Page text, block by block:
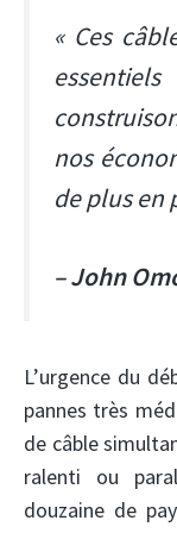
« Ces
nos
de plus en
– John
L’urgence du
pannes très
de câble
ralenti ou
douzaine de